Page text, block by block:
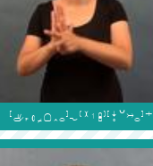
